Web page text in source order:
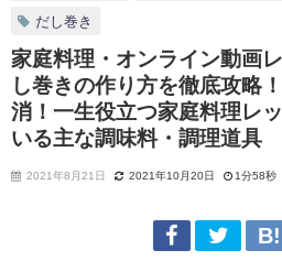
だし巻き
家庭料理・オンライン動画
し巻きの作り方を徹底攻略
消！一生役立つ家庭料理レ
いる主な調味料・調理道具
2021年8月21日 2021年10月20日 1分58秒